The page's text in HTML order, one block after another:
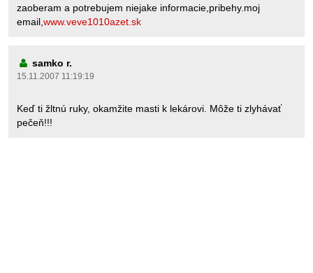
zaoberam a potrebujem niejake informacie,pribehy.moj
email, www.veve1010azet.sk
samko r.
15.11.2007 11:19:19
Keď ti žltnú ruky, okamžite masti k lekárovi. Môže ti zlyhávať
pečeň!!!